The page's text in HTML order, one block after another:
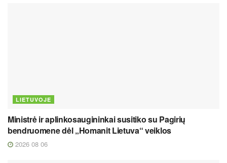
LIETUVOJE
Ministrė ir aplinkosaugininkai susitiko su Pagirių
bendruomene dėl „Homanit Lietuva“ veiklos
2026 08 06